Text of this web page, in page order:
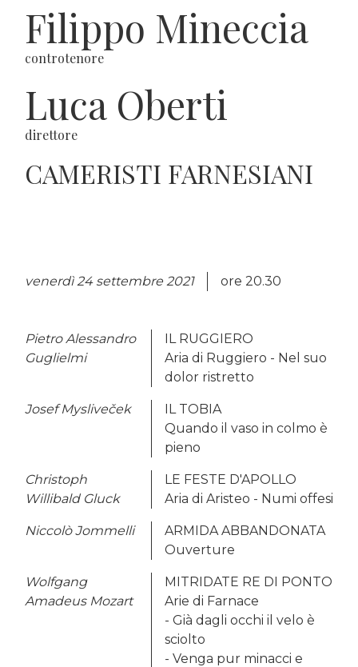
Filippo Mineccia
controtenore
Luca Oberti
direttore
CAMERISTI FARNESIANI
venerdì 24 settembre 2021 ore 20.30
Pietro Alessandro
Guglielmi
IL RUGGIERO
Aria di Ruggiero - Nel suo
dolor ristretto
Josef Mysliveček
IL TOBIA
Quando il vaso in colmo è
pieno
Christoph
Willibald Gluck
LE FESTE D'APOLLO
Aria di Aristeo - Numi offesi
Niccolò Jommelli
ARMIDA ABBANDONATA
Ouverture
Wolfgang
Amadeus Mozart
MITRIDATE RE DI PONTO
Arie di Farnace
- Già dagli occhi il velo è
sciolto
- Venga pur minacci e